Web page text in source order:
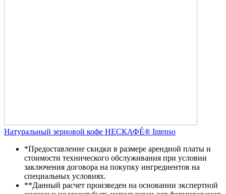
Натуральный зерновой кофе НЕСКАФÉ® Intenso
*Предоставление скидки в размере арендной платы и
стоимости технического обслуживания при условии
заключения договора на покупку ингредиентов на
специальных условиях.
**Данный расчет произведен на основании экспертной